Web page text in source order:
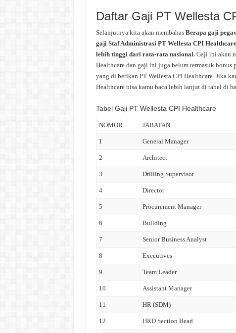
Daftar Gaji PT Wellesta
Selanjutnya kita akan membahas Berapa gaji
gaji Staf Administrasi PT Wellesta CPI
lebih tinggi dari rata-rata nasional. Gaji ini akan
Healthcare dan gaji ini juga belum termasuk
yang di berikan PT Wellesta CPI Healthcare. Jika
Healthcare bisa kamu baca lebih lanjut di tabel di
Tabel Gaji PT Wellesta CPI Healthcare
NOMOR JABATAN
1 General Manager
2 Architect
3 Drilling Supervisor
4 Director
5 Procurement Manager
6 Building
7 Senior Business Analyst
8 Executives
9 Team Leader
10 Assistant Manager
11 HR (SDM)
12 HRD Section Head